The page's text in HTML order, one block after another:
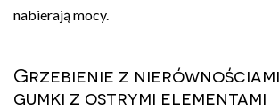
nabierają mocy.
Grzebienie z
gumki z ostrymi elementami